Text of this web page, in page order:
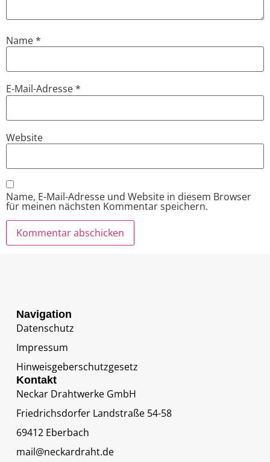
Name*
E-Mail-Adresse*
Website
Name, E-Mail-Adresse und Website in diesem Browser
für meinen nächsten Kommentar speichern.
Navigation
Datenschutz
Impressum
Hinweisgeberschutzgesetz
Kontakt
Neckar Drahtwerke GmbH
Friedrichsdorfer Landstraße 54-58
69412 Eberbach
mail@neckardraht.de